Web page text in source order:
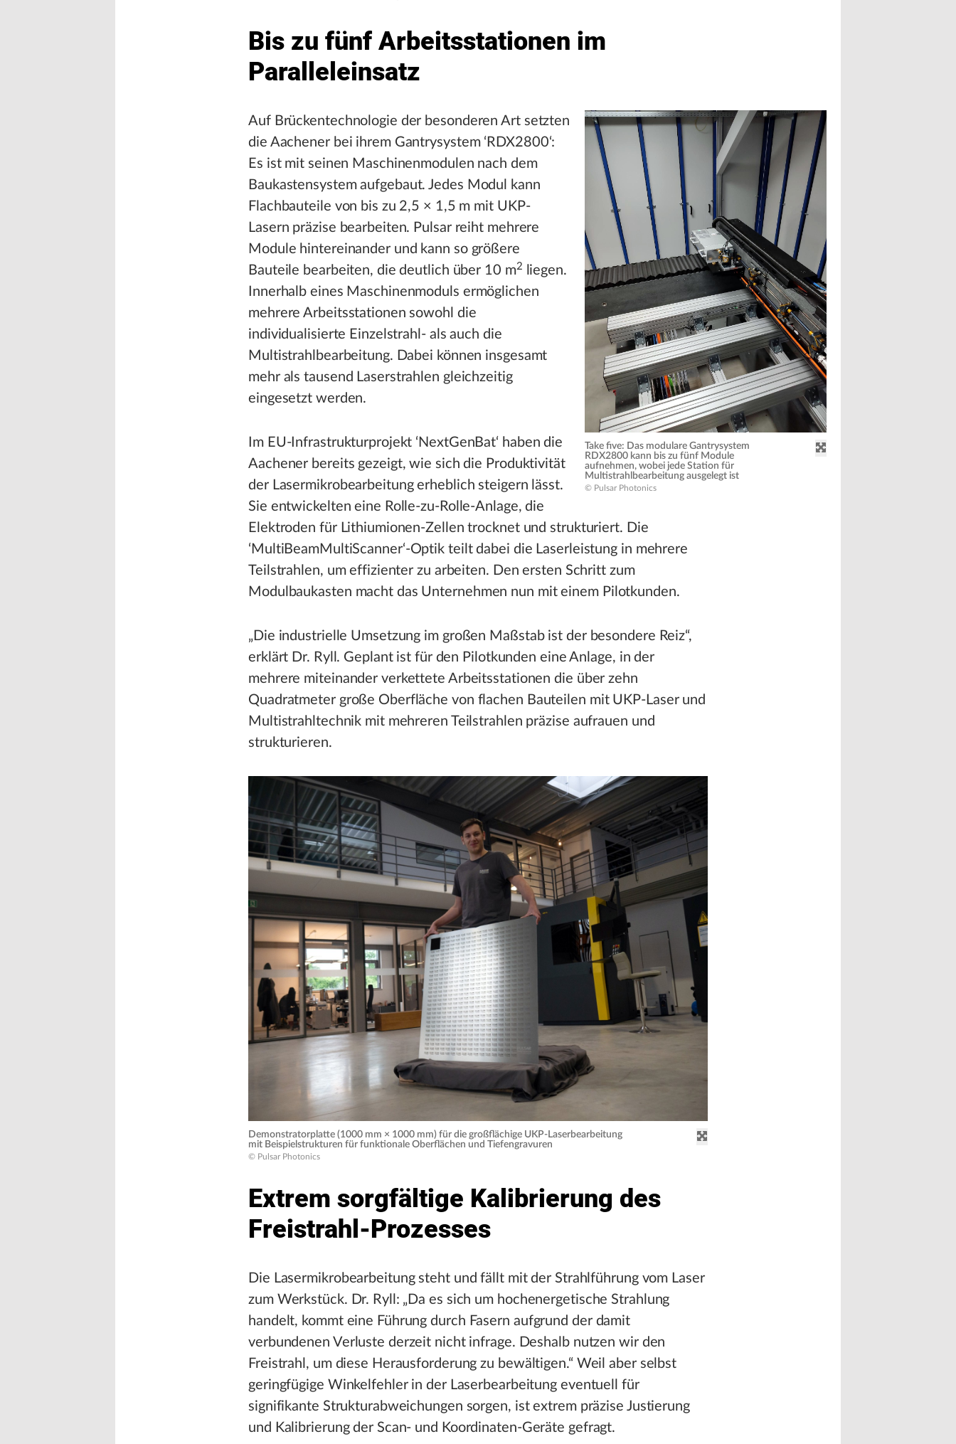
Bis zu fünf Arbeitsstationen im
Paralleleinsatz
Take five: Das modulare Gantrysystem
RDX2800 kann bis zu fünf Module
aufnehmen, wobei jede Station für
Multistrahlbearbeitung ausgelegt ist
© Pulsar Photonics
Auf Brückentechnologie der besonderen Art setzten
die Aachener bei ihrem Gantrysystem ‘RDX2800‘:
Es ist mit seinen Maschinenmodulen nach dem
Baukastensystem aufgebaut. Jedes Modul kann
Flachbauteile von bis zu 2,5 × 1,5 m mit UKP-
Lasern präzise bearbeiten. Pulsar reiht mehrere
Module hintereinander und kann so größere
Bauteile bearbeiten, die deutlich über 10 m2
liegen.
Innerhalb eines Maschinenmoduls ermöglichen
mehrere Arbeitsstationen sowohl die
individualisierte Einzelstrahl- als auch die
Multistrahlbearbeitung. Dabei können insgesamt
mehr als tausend Laserstrahlen gleichzeitig
eingesetzt werden.
Im EU-Infrastrukturprojekt ‘NextGenBat‘ haben die
Aachener bereits gezeigt, wie sich die Produktivität
der Lasermikrobearbeitung erheblich steigern lässt.
Sie entwickelten eine Rolle-zu-Rolle-Anlage, die
Elektroden für Lithiumionen-Zellen trocknet und strukturiert. Die
‘MultiBeamMultiScanner‘-Optik teilt dabei die Laserleistung in mehrere
Teilstrahlen, um effizienter zu arbeiten. Den ersten Schritt zum
Modulbaukasten macht das Unternehmen nun mit einem Pilotkunden.
„Die industrielle Umsetzung im großen Maßstab ist der besondere Reiz“,
erklärt Dr. Ryll. Geplant ist für den Pilotkunden eine Anlage, in der
mehrere miteinander verkettete Arbeitsstationen die über zehn
Quadratmeter große Oberfläche von flachen Bauteilen mit UKP-Laser und
Multistrahltechnik mit mehreren Teilstrahlen präzise aufrauen und
strukturieren.
Demonstratorplatte (1000 mm × 1000 mm) für die großflächige UKP-Laserbearbeitung
mit Beispielstrukturen für funktionale Oberflächen und Tiefengravuren
© Pulsar Photonics
Extrem sorgfältige Kalibrierung des
Freistrahl-Prozesses
Die Lasermikrobearbeitung steht und fällt mit der Strahlführung vom Laser
zum Werkstück. Dr. Ryll: „Da es sich um hochenergetische Strahlung
handelt, kommt eine Führung durch Fasern aufgrund der damit
verbundenen Verluste derzeit nicht infrage. Deshalb nutzen wir den
Freistrahl, um diese Herausforderung zu bewältigen.“ Weil aber selbst
geringfügige Winkelfehler in der Laserbearbeitung eventuell für
signifikante Strukturabweichungen sorgen, ist extrem präzise Justierung
und Kalibrierung der Scan- und Koordinaten-Geräte gefragt.